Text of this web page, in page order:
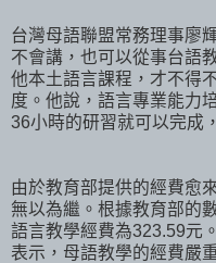
台灣母語聯盟常務理事廖
不會講，也可以從事台語
他本土語言課程，才不得
度。他說，語言專業能力
36小時的研習就可以完成
由於教育部提供的經費愈
無以為繼。根據教育部的
語言教學經費為323.59元
表示，母語教學的經費嚴